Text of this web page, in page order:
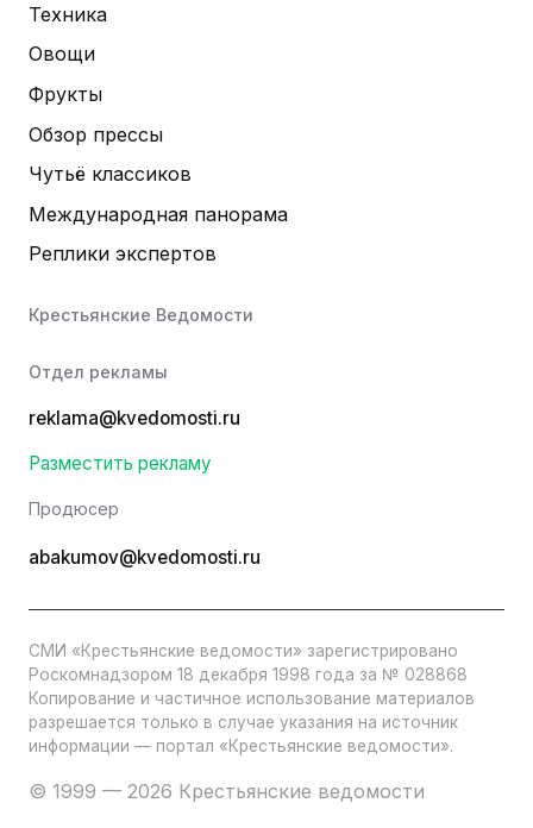
Техника
Овощи
Фрукты
Обзор прессы
Чутьё классиков
Международная панорама
Реплики экспертов
Крестьянские Ведомости
Отдел рекламы
reklama@kvedomosti.ru
Разместить рекламу
Продюсер
abakumov@kvedomosti.ru
СМИ «Крестьянские ведомости» зарегистрировано
Роскомнадзором 18 декабря 1998 года за № 028868
Копирование и частичное использование материалов
разрешается только в случае указания на источник
информации — портал «Крестьянские ведомости».
© 1999 — 2026 Крестьянские ведомости